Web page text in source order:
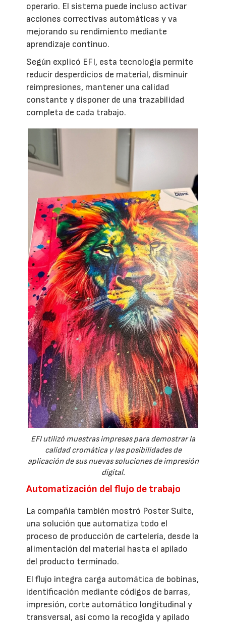
operario. El sistema puede incluso activar
acciones correctivas automáticas y va
mejorando su rendimiento mediante
aprendizaje continuo.
Según explicó EFI, esta tecnología permite
reducir desperdicios de material, disminuir
reimpresiones, mantener una calidad
constante y disponer de una trazabilidad
completa de cada trabajo.
EFI utilizó muestras impresas para demostrar la
calidad cromática y las posibilidades de
aplicación de sus nuevas soluciones de impresión
digital.
Automatización del flujo de trabajo
La compañía también mostró Poster Suite,
una solución que automatiza todo el
proceso de producción de cartelería, desde la
alimentación del material hasta el apilado
del producto terminado.
El flujo integra carga automática de bobinas,
identificación mediante códigos de barras,
impresión, corte automático longitudinal y
transversal, así como la recogida y apilado